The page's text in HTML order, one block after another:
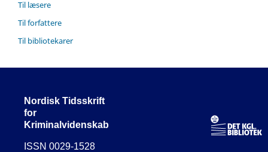
Til læsere
Til forfattere
Til bibliotekarer
Nordisk Tidsskrift
for
Kriminalvidenskab
ISSN 0029-1528